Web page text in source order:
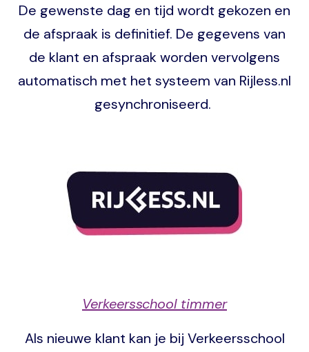
De gewenste dag en tijd wordt gekozen en
de afspraak is definitief. De gegevens van
de klant en afspraak worden vervolgens
automatisch met het systeem van Rijless.nl
gesynchroniseerd.
Verkeersschool timmer
Als nieuwe klant kan je bij Verkeersschool